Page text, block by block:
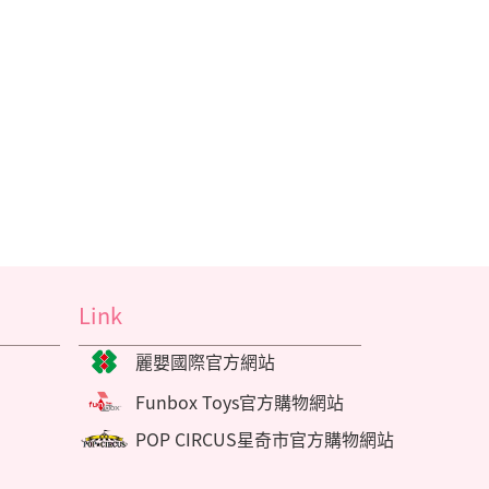
Link
麗嬰國際官方網站
Funbox Toys官方購物網站
POP CIRCUS星奇市官方購物網站